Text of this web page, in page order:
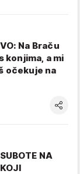
Na Braču
konjima, a mi
očekuje na
NA